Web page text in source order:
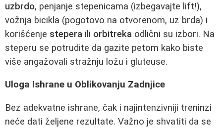
uzbrdo, penjanje stepenicama (izbegavajte lift!),
vožnja bicikla (pogotovo na otvorenom, uz brda) i
korišćenje stepera ili orbitreka odlični su izbori. Na
steperu se potrudite da gazite petom kako biste
više angažovali stražnju ložu i gluteuse.
Uloga Ishrane u Oblikovanju Zadnjice
Bez adekvatne ishrane, čak i najintenzivniji treninzi
neće dati željene rezultate. Važno je shvatiti da se